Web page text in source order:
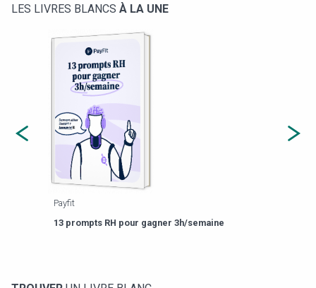
LES LIVRES BLANCS À LA UNE
Payfit
13 prompts RH pour gagner 3h/semaine